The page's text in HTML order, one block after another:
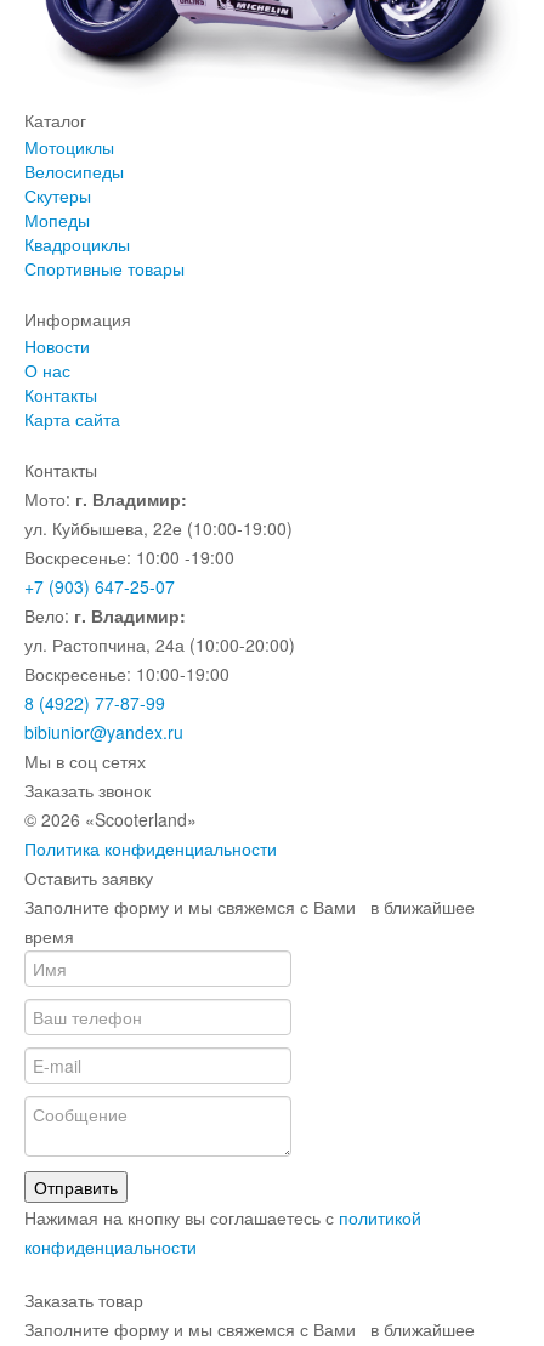
Каталог
Мотоциклы
Велосипеды
Скутеры
Мопеды
Квадроциклы
Спортивные товары
Информация
Новости
О нас
Контакты
Карта сайта
Контакты
Мото: г. Владимир:
ул. Куйбышева, 22е (10:00-19:00)
Воскресенье: 10:00 -19:00
+7 (903) 647-25-07
Вело: г. Владимир:
ул. Растопчина, 24а (10:00-20:00)
Воскресенье: 10:00-19:00
8 (4922) 77-87-99
bibiunior@yandex.ru
Мы в соц сетях
Заказать звонок
© 2026 «Scooterland»
Политика конфиденциальности
Оставить заявку
Заполните форму и мы свяжемся с Вами в ближайшее
время
Отправить
Нажимая на кнопку вы соглашаетесь с политикой
конфиденциальности
Заказать товар
Заполните форму и мы свяжемся с Вами в ближайшее